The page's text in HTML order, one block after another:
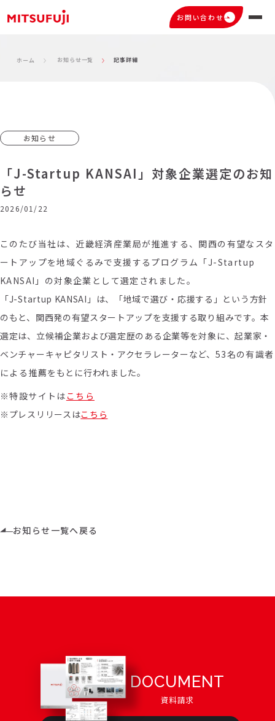
お問い合わせ
ホーム お知らせ一覧 記事詳細
お知らせ
「J-Startup KANSAI」対象企業選定のお知
らせ
2026/01/22
このたび当社は、近畿経済産業局が推進する、関西の有望なスタ
ートアップを地域ぐるみで支援するプログラム「J-Startup
KANSAI」の対象企業として選定されました。
「J-Startup KANSAI」は、「地域で選び・応援する」という方針
のもと、関西発の有望スタートアップを支援する取り組みです。本
選定は、立候補企業および選定歴のある企業等を対象に、起業家・
ベンチャーキャピタリスト・アクセラレーターなど、 53名の有識者
による推薦をもとに行われました。
※特設サイトは こちら
※プレスリリースはこちら
お知らせ一覧へ戻る
DOCUMENT
資料請求